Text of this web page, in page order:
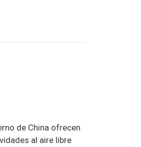
de China ofrecen
al aire libre